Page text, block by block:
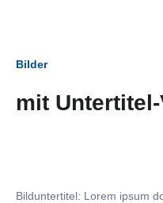
Bilder
mit
Bilduntertitel: Lorem ipsum